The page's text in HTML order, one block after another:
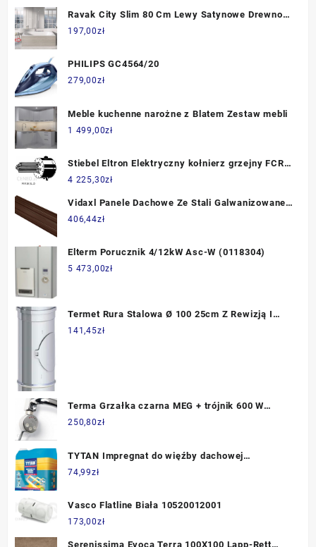
Ravak City Slim 80 Cm Lewy Satynowe Drewno
X000001108
197,00zł
PHILIPS GC4564/20
279,00zł
Meble kuchenne narożne z Blatem Zestaw mebli
1 499,00zł
Stiebel Eltron Elektryczny kołnierz grzejny FCR
28/180
4 225,30zł
Vidaxl Panele Dachowe Ze Stali Galwanizowanej
12Szt. Brązowe
406,44zł
Elterm Porucznik 4/12kW Asc-W (0118304)
5 473,00zł
Termet Rura Stalowa Ø 100 25cm Z Rewizją I
Uszczelką (T9000040274)
141,45zł
Terma Grzałka czarna MEG + trójnik 600 W
WEMGT06B905U
250,80zł
TYTAN Impregnat do więźby dachowej
koncentrat 5kg
74,99zł
Vasco Flatline Biała 10520012001
173,00zł
Serenissima Evoca Terra 100X100 Lapp-Rett